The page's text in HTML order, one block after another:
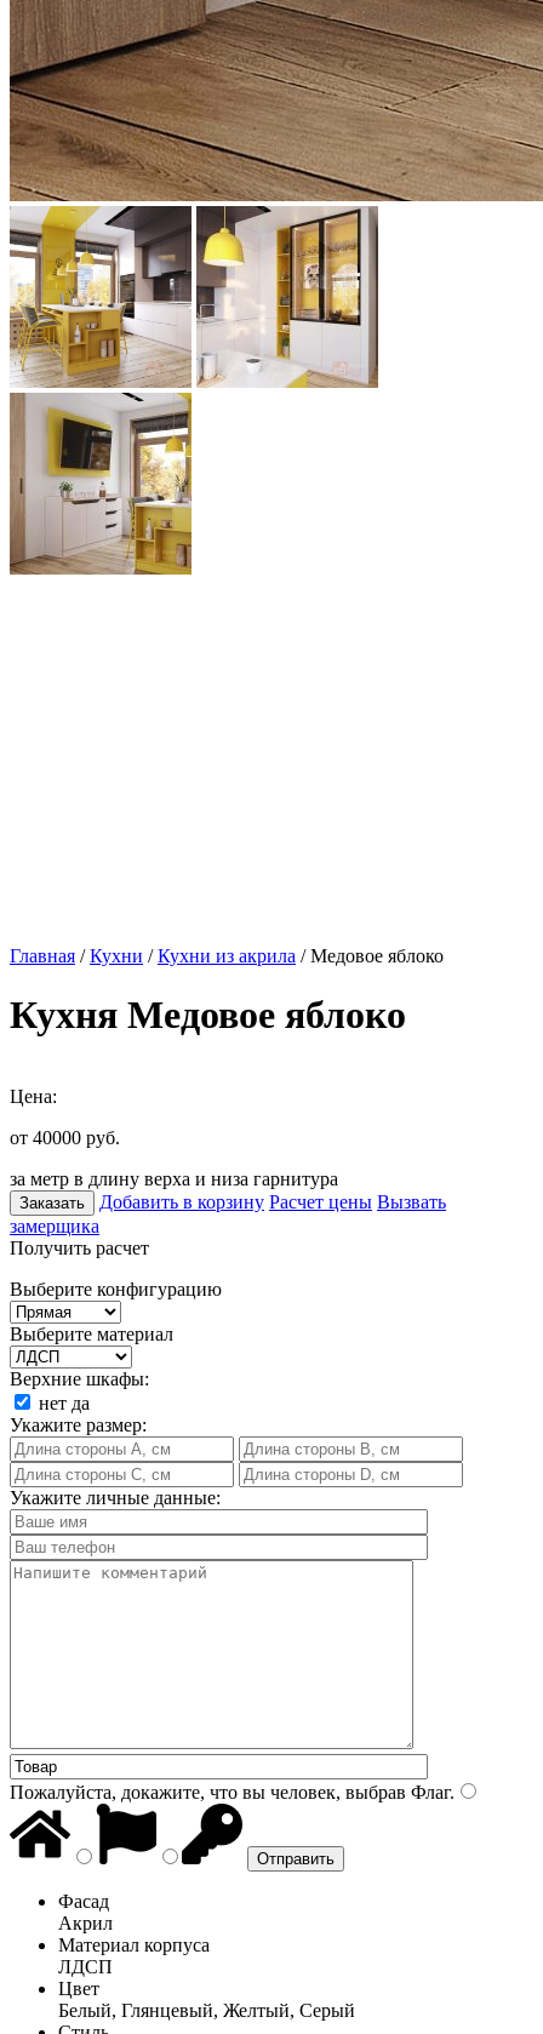
Главная /Кухни /Кухни из акрила / Медовое яблоко
Кухня Медовое яблоко
Цена:
от 40000 руб.
за метр в длину верха и низа гарнитура
Заказать Добавить в корзину Расчет цены Вызвать
замерщика
Получить расчет
Выберите конфигурацию
Выберите материал
Верхние шкафы:
нет да
Укажите размер:
Укажите личные данные:
Пожалуйста, докажите, что вы человек, выбрав Флаг.
Фасад
Акрил
Материал корпуса
ЛДСП
Цвет
Белый, Глянцевый, Желтый, Серый